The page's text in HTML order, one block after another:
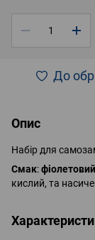
До
Опис
Набір для
Смак:
кислий, та